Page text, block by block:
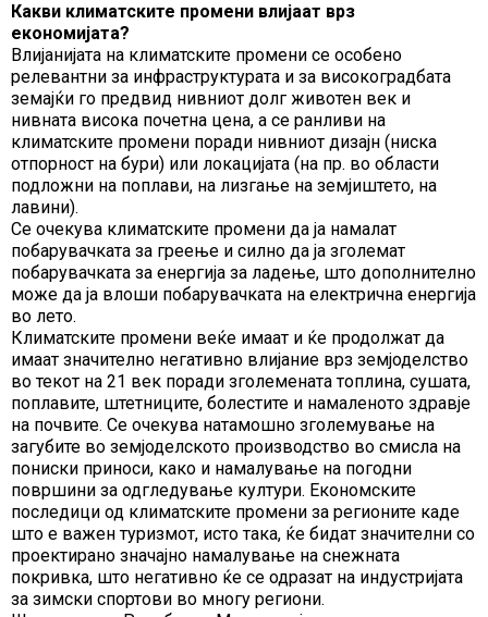
Какви климатските промени влијаат врз
економијата?
Влијанијата на климатските промени се особено
релевантни за инфраструктурата и за високоградбата
земајќи го предвид нивниот долг животен век и
нивната висока почетна цена, а се ранливи на
климатските промени поради нивниот дизајн (ниска
отпорност на бури) или локацијата (на пр. во области
подложни на поплави, на лизгање на земјиштето, на
лавини).
Се очекува климатските промени да ја намалат
побарувачката за греење и силно да ја зголемат
побарувачката за енергија за ладење, што дополнително
може да ја влоши побарувачката на електрична енергија
во лето.
Климатските промени веќе имаат и ќе продолжат да
имаат значително негативно влијание врз земјоделство
во текот на 21 век поради зголемената топлина, сушата,
поплавите, штетниците, болестите и намаленото здравје
на почвите. Се очекува натамошно зголемување на
загубите во земјоделското производство во смисла на
пониски приноси, како и намалување на погодни
површини за одгледување култури. Економските
последици од климатските промени за регионите каде
што е важен туризмот, исто така, ќе бидат значителни со
проектирано значајно намалување на снежната
покривка, што негативно ќе се одразат на индустријата
за зимски спортови во многу региони.